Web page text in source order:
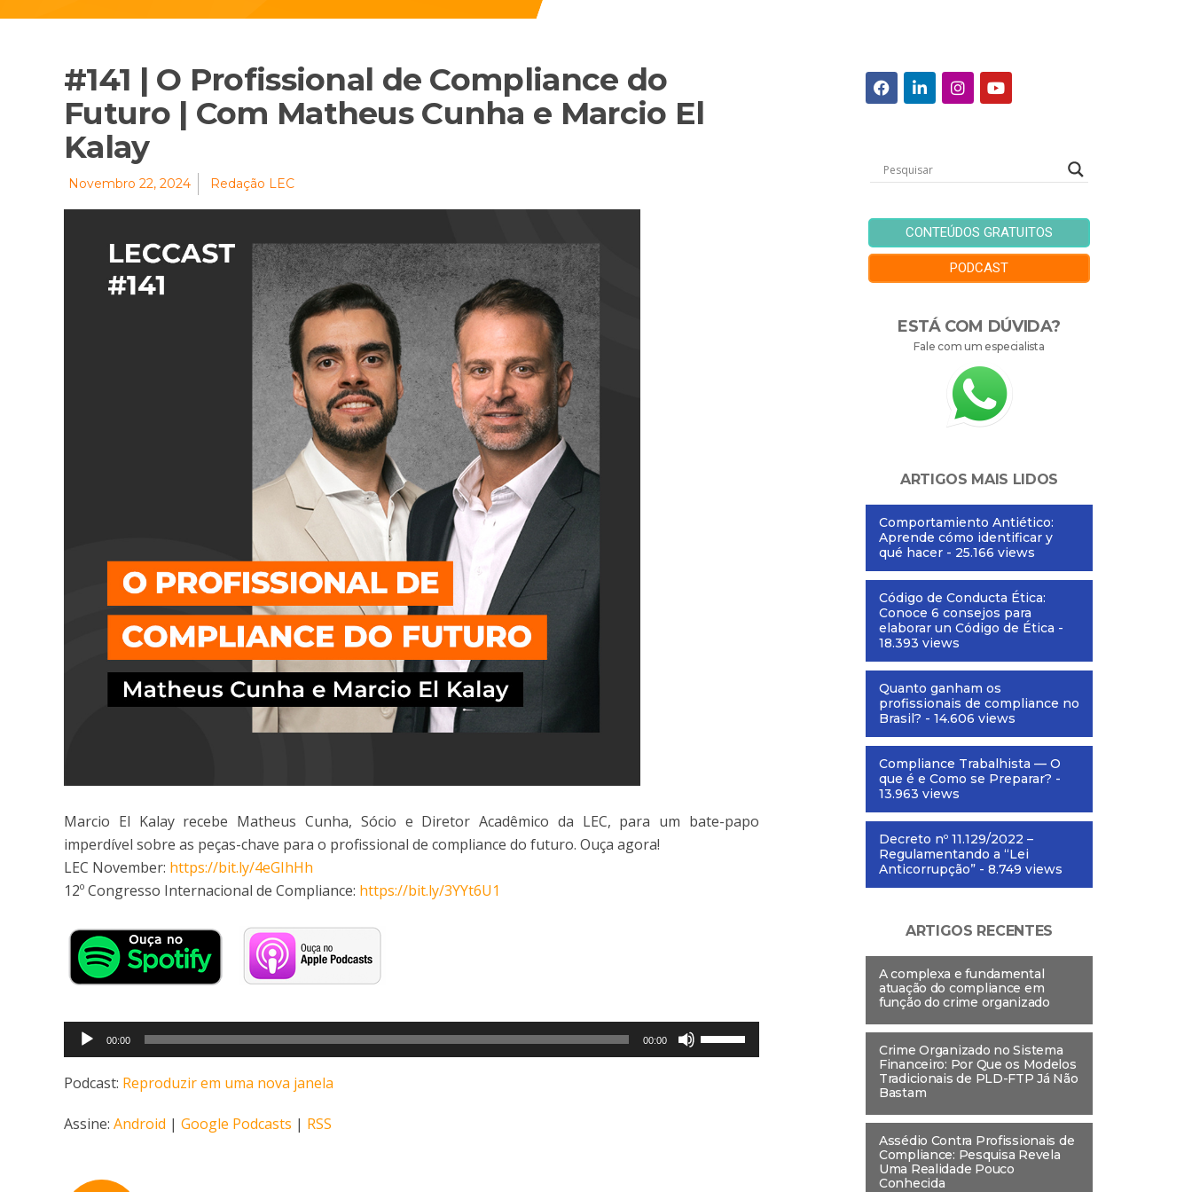
#141 | O Profissional de Compliance do
Futuro | Com Matheus Cunha e Marcio El
Kalay
Novembro 22, 2024 Redação LEC
Marcio El Kalay recebe Matheus Cunha, Sócio e Diretor Acadêmico da LEC, para um bate-papo
imperdível sobre as peças-chave para o profissional de compliance do futuro. Ouça agora!
LEC November: https://bit.ly/4eGIhHh
12º Congresso Internacional de Compliance: https://bit.ly/3YYt6U1
Tocador
de
áudio
00:00 00:00
as
Podcast: Reproduzir em uma nova janela
Assine: Android | Google Podcasts | RSS
CONTEÚDOS GRATUITOS
PODCAST
ESTÁ COM DÚVIDA?
Fale com um especialista
ARTIGOS MAIS LIDOS
Comportamiento Antiético:
Aprende cómo identificar y
qué hacer - 25.166 views
Código de Conducta Ética:
Conoce 6 consejos para
elaborar un Código de Ética -
18.393 views
Quanto ganham os
profissionais de compliance no
Brasil? - 14.606 views
Compliance Trabalhista — O
que é e Como se Preparar? -
13.963 views
Decreto nº 11.129/2022 –
Regulamentando a “Lei
Anticorrupção” - 8.749 views
ARTIGOS RECENTES
A complexa e fundamental
atuação do compliance em
função do crime organizado
Crime Organizado no Sistema
Financeiro: Por Que os Modelos
Tradicionais de PLD-FTP Já Não
Bastam
Assédio Contra Profissionais de
Compliance: Pesquisa Revela
Uma Realidade Pouco
Conhecida